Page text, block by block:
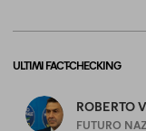
ULTIMI FACT-CHECKING
ROBERTO
FUTURO